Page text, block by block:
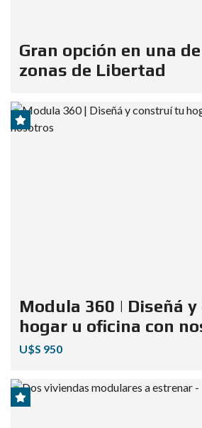
Gran opción en una
zonas de Libertad
Modula 360 | Diseñá
hogar u oficina con
U$S 950